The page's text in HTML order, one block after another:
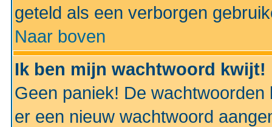
geteld als een verborgen
Naar boven
Ik ben mijn wachtwoord kwijt!
Geen paniek! De
er een nieuw wachtwoord